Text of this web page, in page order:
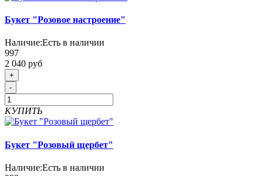
Букет "Розовое настроение"
Наличие:Есть в наличии
997
2 040 руб
+
-
КУПИТЬ
Букет "Розовый щербет"
Наличие:Есть в наличии